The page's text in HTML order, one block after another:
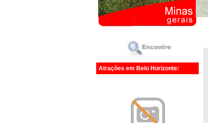
Atrações em Belo Horizonte: